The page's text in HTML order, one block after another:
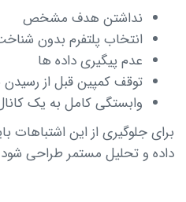
نداشتن هدف مشخص
انتخاب پلتفرم بدون
عدم پیگیری داده ها
توقف کمپین قبل از رسیدن
وابستگی کامل به یک
برای جلوگیری از این اشتباهات
داده و تحلیل مستمر طراحی